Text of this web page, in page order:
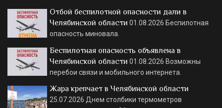
Отбой беспилотной опасности дали в
Челябинской области 01.08.2026 Беспилотная
опасность миновала.
Беспилотная опасность объявлена в
Челябинской области 01.08.2026 Возможны
перебои связи и мобильного интернета.
Жара крепчает в Челябинской области
25.07.2026 Днем столбики термометров